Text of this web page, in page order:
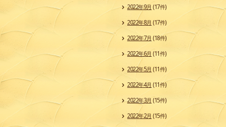
2022年9月 (17件)
2022年8月 (17件)
2022年7月 (18件)
2022年6月 (11件)
2022年5月 (11件)
2022年4月 (11件)
2022年3月 (15件)
2022年2月 (15件)